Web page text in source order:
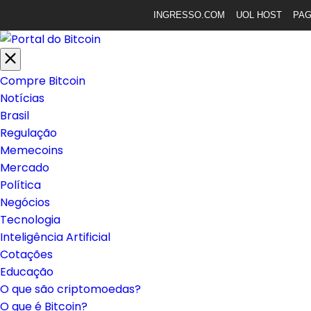
INGRESSO.COM UOL HOST
Compre Bitcoin
Notícias
Brasil
Regulação
Memecoins
Mercado
Política
Negócios
Tecnologia
Inteligência Artificial
Cotações
Educação
O que são criptomoedas?
O que é Bitcoin?